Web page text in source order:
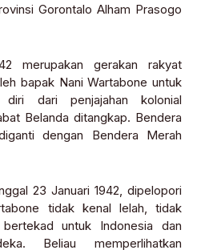
Gorontalo Alham Prasogo
merupakan gerakan rakyat
bapak Nani Wartabone untuk
diri dari penjajahan kolonial
Belanda ditangkap. Bendera
dengan Bendera Merah
23 Januari 1942, dipelopori
tidak kenal lelah, tidak
untuk Indonesia dan
Beliau memperlihatkan